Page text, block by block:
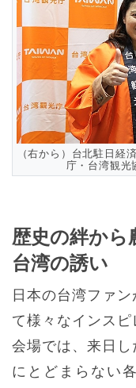
（右から）台北駐日経
庁・台湾観光
歴史の絆から
台湾の誘い
日本の台湾ファ
て様々なインス
会場では、来日
にとどまらない